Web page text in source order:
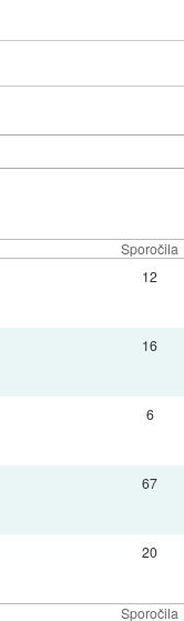
Sporočila
Sporočila
12
16
6
67
20